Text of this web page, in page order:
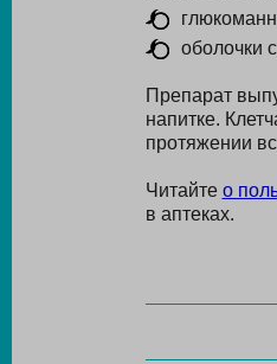
оболочки
Препарат
напитке.
протяжении
Читайте о
в аптеках.